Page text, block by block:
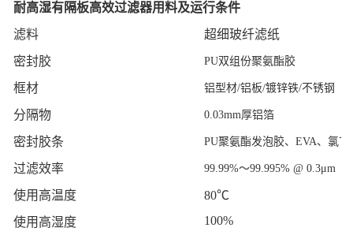
耐高湿有隔板高效过滤器用料及运行条件
滤料
超细玻纤滤纸
密封胶
PU双组份聚氨酯胶
框材 铝型材/铝板/镀锌铁/不锈钢
分隔物 0.03mm厚铝箔
密封胶条 PU聚氨酯发泡胶、 EVA、氯丁
过滤效率 99.99%～99.995% @ 0.3μm
使用高温度
80℃
使用高湿度
100%